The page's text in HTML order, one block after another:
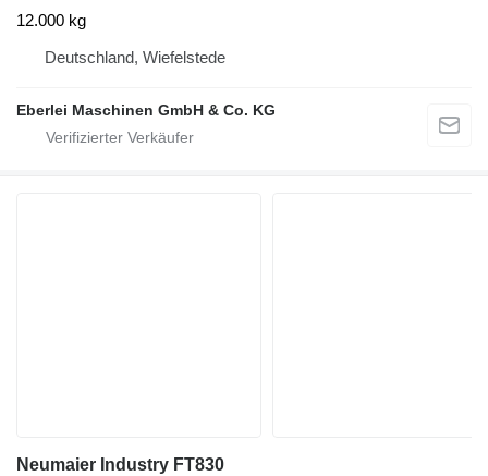
12.000 kg
Deutschland, Wiefelstede
Eberlei Maschinen GmbH & Co. KG
Neumaier Industry FT830